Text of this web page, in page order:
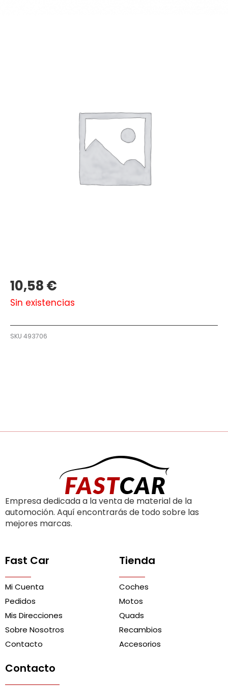
10,58€
Sin existencias
SKU 493706
Empresa dedicada a la venta de material de la
automoción. Aquí encontrarás de todo sobre las
mejores marcas.
Fast Car
Mi Cuenta
Pedidos
Mis Direcciones
Sobre Nosotros
Contacto
Tienda
Coches
Motos
Quads
Recambios
Accesorios
Contacto